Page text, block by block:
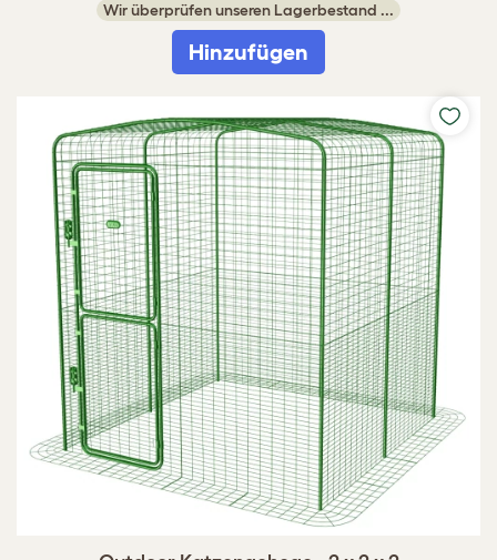
Wir überprüfen unseren Lagerbestand ...
Hinzufügen